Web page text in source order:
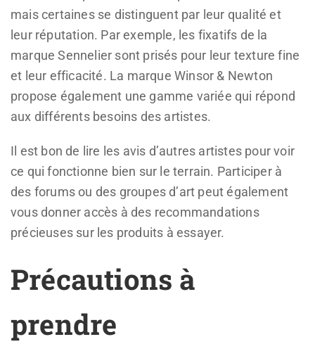
mais certaines se distinguent par leur qualité et
leur réputation. Par exemple, les fixatifs de la
marque Sennelier sont prisés pour leur texture fine
et leur efficacité. La marque Winsor & Newton
propose également une gamme variée qui répond
aux différents besoins des artistes.
Il est bon de lire les avis d’autres artistes pour voir
ce qui fonctionne bien sur le terrain. Participer à
des forums ou des groupes d’art peut également
vous donner accès à des recommandations
précieuses sur les produits à essayer.
Précautions à
prendre